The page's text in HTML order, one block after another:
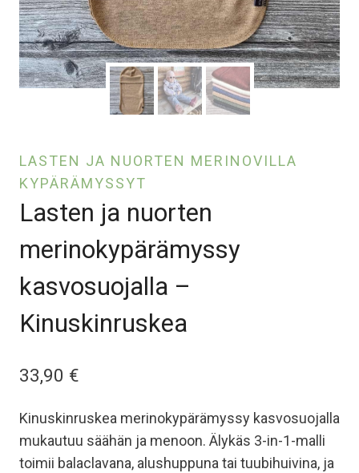
LASTEN JA NUORTEN MERINOVILLA
KYPÄRÄMYSSYT
Lasten ja nuorten
merinokypärämyssy
kasvosuojalla –
Kinuskinruskea
33,90 €
Kinuskinruskea merinokypärämyssy kasvosuojalla
mukautuu säähän ja menoon. Älykäs 3-in-1-malli
toimii balaclavana, alushuppuna tai tuubihuivina, ja